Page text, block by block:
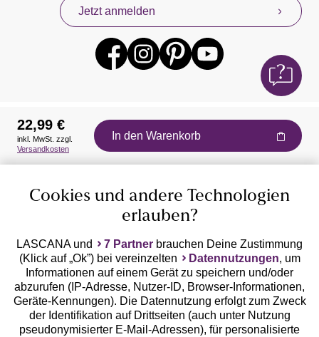
Jetzt anmelden
Auszeichnungen
Geprüfte Sicherheit
22,99 €
inkl. MwSt. zzgl.
Versandkosten
In den Warenkorb
Cookies und andere Technologien
erlauben?
LASCANA und 7 Partner brauchen Deine Zustimmung
(Klick auf „Ok”) bei vereinzelten
Datennutzungen, um
Informationen auf einem Gerät zu speichern und/oder
abzurufen (IP-Adresse, Nutzer-ID, Browser-Informationen,
Geräte-Kennungen). Die Datennutzung erfolgt zum Zweck
der Identifikation auf Drittseiten (auch unter Nutzung
pseudonymisierter E-Mail-Adressen), für personalisierte